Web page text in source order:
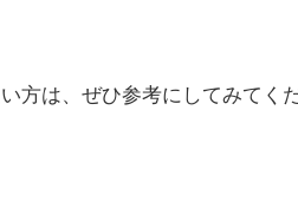
方は、ぜひ参考にしてみてく